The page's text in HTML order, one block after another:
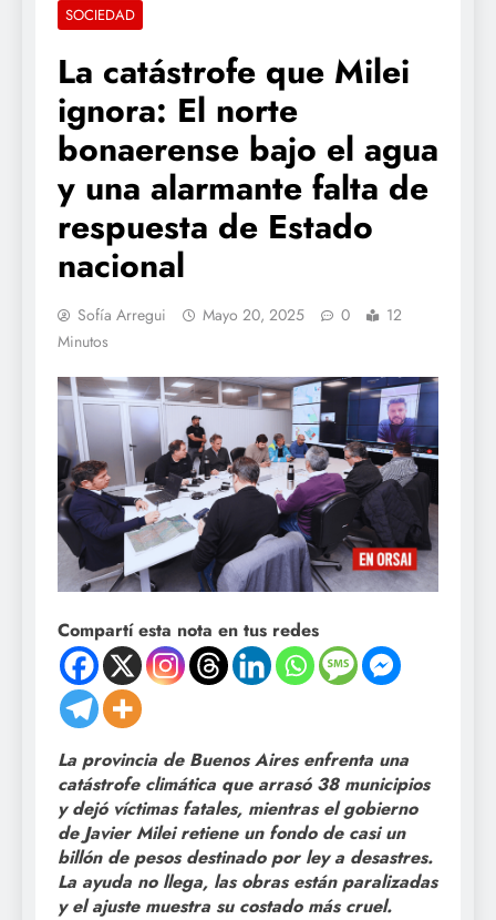
SOCIEDAD
La catástrofe que Milei
ignora: El norte
bonaerense bajo el agua
y una alarmante falta de
respuesta de Estado
nacional
Sofía Arregui Mayo 20, 2025 0
12
Minutos
Compartí esta nota en tus redes
La provincia de Buenos Aires enfrenta una
catástrofe climática que arrasó 38 municipios
y dejó víctimas fatales, mientras el gobierno
de Javier Milei retiene un fondo de casi un
billón de pesos destinado por ley a desastres.
La ayuda no llega, las obras están paralizadas
y el ajuste muestra su costado más cruel.